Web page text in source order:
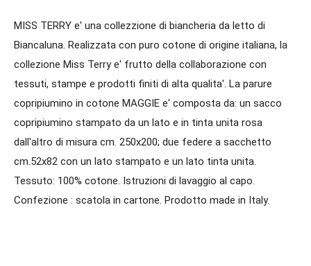
MISS TERRY e' una collezzione di biancheria da letto di
Biancaluna. Realizzata con puro cotone di origine italiana, la
collezione Miss Terry e' frutto della collaborazione con
tessuti, stampe e prodotti finiti di alta qualita'. La parure
copripiumino in cotone MAGGIE e' composta da: un sacco
copripiumino stampato da un lato e in tinta unita rosa
dall'altro di misura cm. 250x200; due federe a sacchetto
cm.52x82 con un lato stampato e un lato tinta unita.
Tessuto: 100% cotone. Istruzioni di lavaggio al capo.
Confezione : scatola in cartone. Prodotto made in Italy.